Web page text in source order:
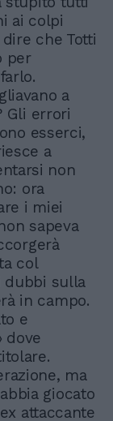
ai colpi
che Totti
per
a
Gli errori
esserci,
a
non
ora
i miei
sapeva
col
dubbi sulla
in campo.
e
dove
ma
giocato
attaccante